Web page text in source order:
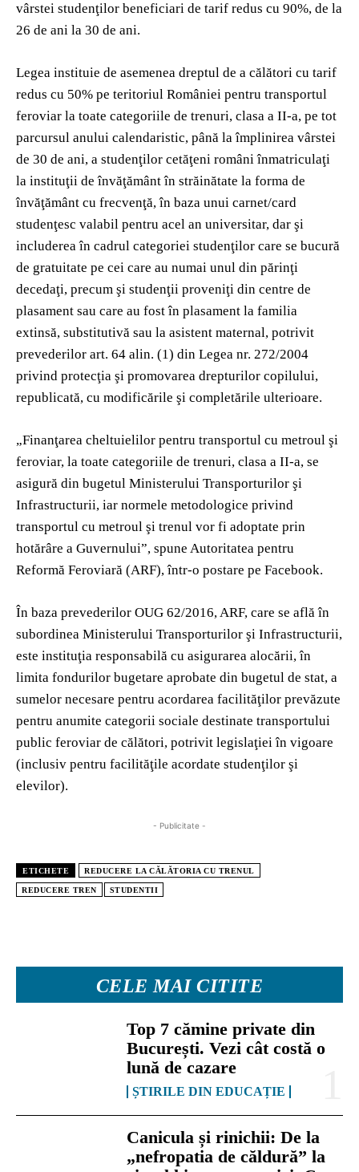
CELE MAI CITITE
Top 7 cămine private din
București. Vezi cât costă o
lună de cazare
ȘTIRILE DIN EDUCAȚIE
Canicula și rinichii: De la
„nefropatia de căldură” la
vârstei studenţilor beneficiari de tarif redus cu 90%, de la
26 de ani la 30 de ani.
Legea instituie de asemenea dreptul de a călători cu tarif
redus cu 50% pe teritoriul României pentru transportul
feroviar la toate categoriile de trenuri, clasa a II-a, pe tot
parcursul anului calendaristic, până la împlinirea vârstei
de 30 de ani, a studenţilor cetăţeni români înmatriculaţi
la instituţii de învăţământ în străinătate la forma de
învăţământ cu frecvenţă, în baza unui carnet/card
studenţesc valabil pentru acel an universitar, dar şi
includerea în cadrul categoriei studenţilor care se bucură
de gratuitate pe cei care au numai unul din părinţi
decedaţi, precum şi studenţii proveniţi din centre de
plasament sau care au fost în plasament la familia
extinsă, substitutivă sau la asistent maternal, potrivit
prevederilor art. 64 alin. (1) din Legea nr. 272/2004
privind protecţia şi promovarea drepturilor copilului,
republicată, cu modificările şi completările ulterioare.
„Finanţarea cheltuielilor pentru transportul cu metroul şi
feroviar, la toate categoriile de trenuri, clasa a II-a, se
asigură din bugetul Ministerului Transporturilor şi
Infrastructurii, iar normele metodologice privind
transportul cu metroul şi trenul vor fi adoptate prin
hotărâre a Guvernului”, spune Autoritatea pentru
Reformă Feroviară (ARF), într-o postare pe Facebook.
În baza prevederilor OUG 62/2016, ARF, care se află în
subordinea Ministerului Transporturilor şi Infrastructurii,
este instituţia responsabilă cu asigurarea alocării, în
limita fondurilor bugetare aprobate din bugetul de stat, a
sumelor necesare pentru acordarea facilităţilor prevăzute
pentru anumite categorii sociale destinate transportului
public feroviar de călători, potrivit legislaţiei în vigoare
(inclusiv pentru facilităţile acordate studenţilor şi
elevilor).
- Publicitate -
ETICHETE REDUCERE LA CĂLĂTORIA CU TRENUL
REDUCERE TREN STUDENTII